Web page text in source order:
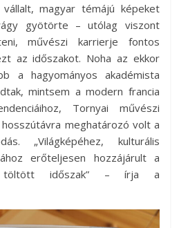
magyar témájú képeket
gyötörte – utólag viszont
művészi karrierje fontos
az időszakot. Noha az ekkor
a hagyományos akadémista
mintsem a modern francia
Tornyai művészi
meghatározó volt a
„Világképéhez, kulturális
erőteljesen hozzájárult a
töltött időszak” – írja a